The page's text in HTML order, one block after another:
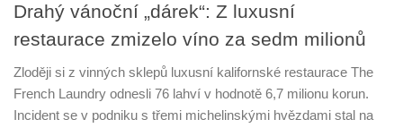
Drahý vánoční „dárek“: Z luxusní
restaurace zmizelo víno za sedm milionů
Zloději si z vinných sklepů luxusní kalifornské restaurace The
French Laundry odnesli 76 lahví v hodnotě 6,7 milionu korun.
Incident se v podniku s třemi michelinskými hvězdami stal na